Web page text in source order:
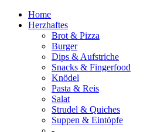
Home
Herzhaftes
Brot & Pizza
Burger
Dips & Aufstriche
Snacks & Fingerfood
Knödel
Pasta & Reis
Salat
Strudel & Quiches
Suppen & Eintöpfe